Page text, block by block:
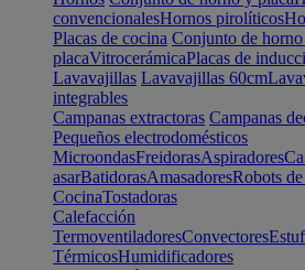
convencionalesHornos pirolíticos
Placas de cocina Conjunto de
placaVitrocerámicaPlacas de
Lavavajillas Lavavajillas 60cm
integrables
Campanas extractoras Campanas
Pequeños electrodomésticos
MicroondasFreidorasAspiradores
asarBatidorasAmasadoresRobots
CocinaTostadoras
Calefacción
TermoventiladoresConvectores
TérmicosHumidificadores